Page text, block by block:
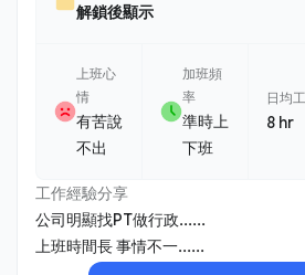
解鎖後顯示
上班心
情
有苦說
不出
加班頻
率
準時上
下班
日均
8 hr
工作經驗分享
公司明顯找PT做行政......
上班時間長 事情不一......